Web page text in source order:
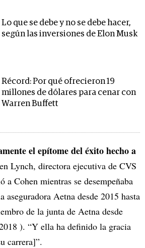
Lo que se debe y no se debe hacer,
según las inversiones de Elon Musk
Récord: Por qué ofrecieron 19
millones de dólares para cenar con
Warren Buffett
el epítome del éxito hecho a
Lynch, directora ejecutiva de CVS
a Cohen mientras se desempeñaba
aseguradora Aetna desde 2015 hasta
de la junta de Aetna desde
). “Y ella ha definido la gracia
carrera]”.